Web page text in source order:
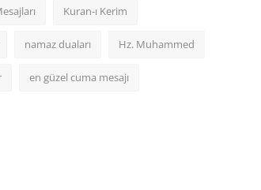
Kuran-ı Kerim
namaz duaları Hz. Muhammed
en güzel cuma mesajı